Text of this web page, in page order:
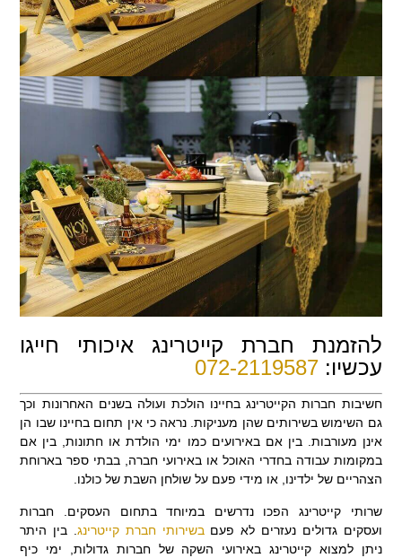
להזמנת חברת קייטרינג איכותי חייגו
עכשיו:072-2119587
חשיבות חברות הקייטרינג בחיינו הולכת ועולה בשנים האחרונות וכך
גם השימוש בשירותים שהן מעניקות. נראה כי אין תחום בחיינו שבו הן
אינן מעורבות. בין אם באירועים כמו ימי הולדת או חתונות, בין אם
במקומות עבודה בחדרי האוכל או באירועי חברה, בבתי ספר בארוחת
הצהריים של ילדינו, או מידי פעם על שולחן השבת של כולנו.
שרותי קייטרינג הפכו נדרשים במיוחד בתחום העסקים. חברות
ועסקים גדולים נעזרים לא פעםבשירותי חברת קייטרינג . בין היתר
ניתן למצוא קייטרינג באירועי השקה של חברות גדולות, ימי כיף